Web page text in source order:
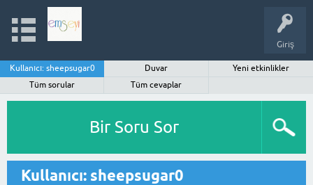
Giriş
Kullanıcı: sheepsugar0 Duvar
Yeni etkinlikler
Tüm sorular
Tüm cevaplar
Bir Soru Sor
Kullanıcı: sheepsugar0